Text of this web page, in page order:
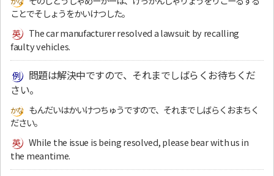
ことでそしょうをかいけつした。
The car manufacturer resolved a lawsuit by recalling
faulty vehicles.
問題は解決中ですので、それまでしばらくお待ちくだ
さい。
もんだいはかいけつちゅうですので、それまでしばらくおまちく
ださい。
While the issue is being resolved, please bear with us in
the meantime.